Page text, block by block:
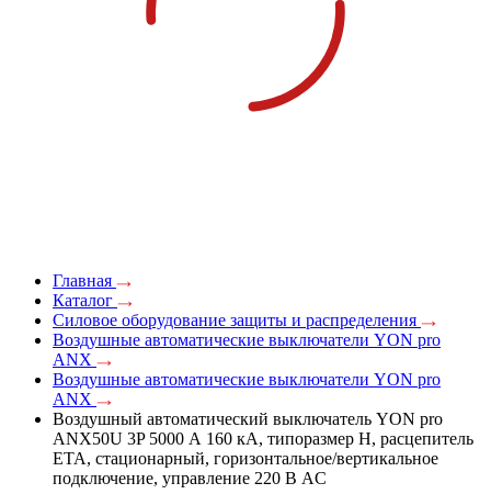
Главная
Каталог
Силовое оборудование защиты и распределения
Воздушные автоматические выключатели YON pro
ANX
Воздушные автоматические выключатели YON pro
ANX
Воздушный автоматический выключатель YON pro
ANX50U 3P 5000 А 160 кА, типоразмер H, расцепитель
ETA, стационарный, горизонтальное/вертикальное
подключение, управление 220 В AC